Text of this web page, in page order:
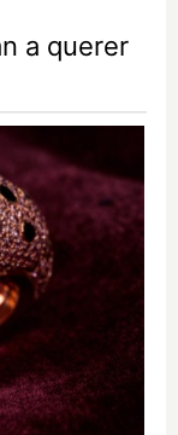
a querer